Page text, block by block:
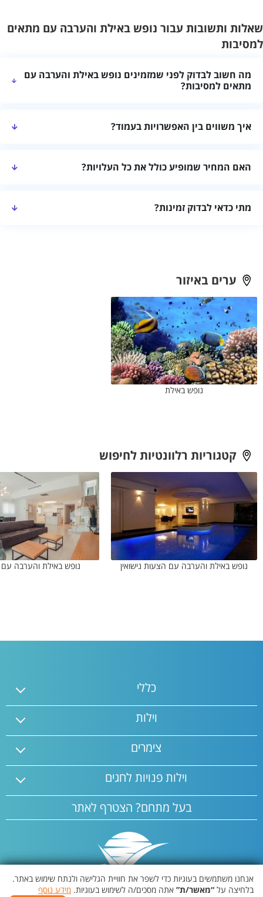
אנחנו משתמשים בעוגיות כדי לשפר את חוויית הגלישה ולנתח שימוש באתר.
בלחיצה על “מאשר/ת” אתה מסכים/ה לשימוש בעוגיות. מידע נוסף
שאלות ותשובות עבור נופש באילת והערבה עם מתאים
למסיבות
מה חשוב לבדוק לפני שמזמינים נופש באילת והערבה עם
מתאים למסיבות?
רמת הפרטיות, שעות הכניסה והיציאה ומדיניות הביטול.
איך משווים בין האפשרויות בעמוד?
האורחים, מחיר כולל וחוות דעת עדכניות.
האם המחיר שמופיע כולל את כל העלויות?
קיימות תוספות עבור ניקיון, אורחים נוספים או שירותים מיוחדים.
מתי כדאי לבדוק זמינות?
ערים באיזור
נופש באילת
קטגוריות רלוונטיות לחיפוש
נופש באילת והערבה עם הצעות נישואין נופש באילת והערבה עם
כללי
וילות
צימרים
וילות פנויות לחגים
בעל מתחם? הצטרף לאתר